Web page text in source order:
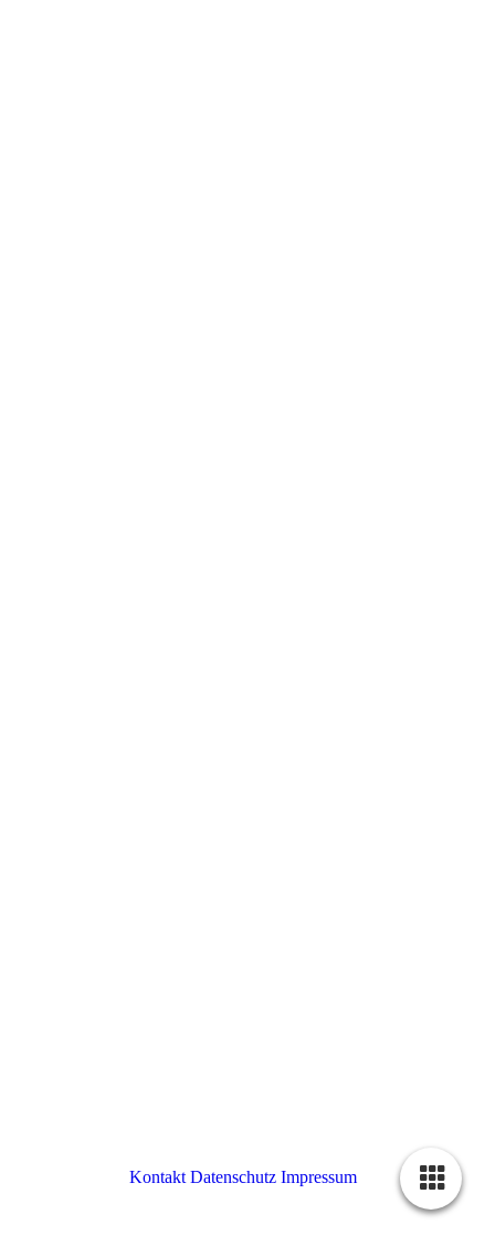
Kontakt Datenschutz Impressum